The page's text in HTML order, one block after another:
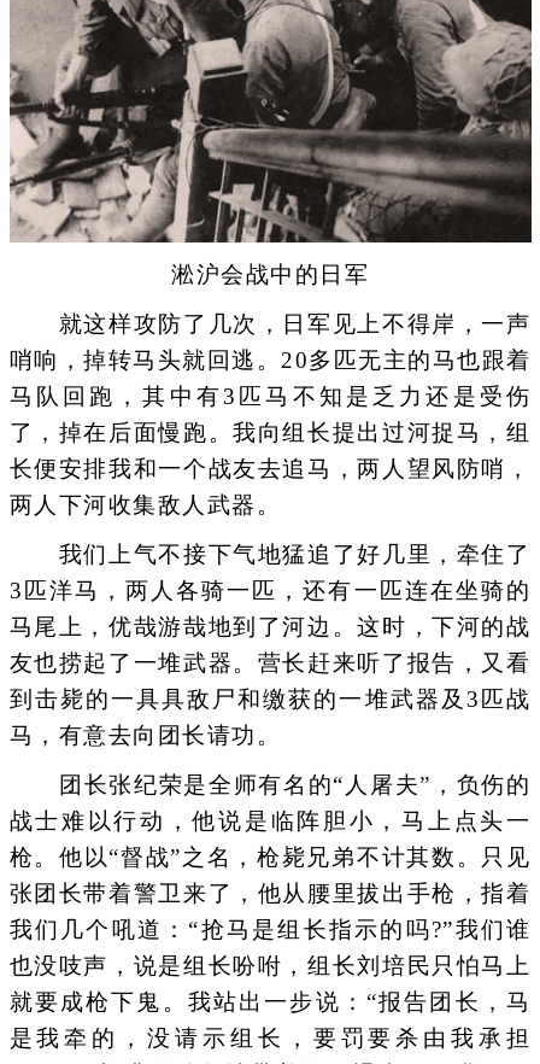
淞沪会战中的日军
就这样攻防了几次，日军见上不得岸，一声
哨响，掉转马头就回逃。20多匹无主的马也跟着
马队回跑，其中有3匹马不知是乏力还是受伤
了，掉在后面慢跑。我向组长提出过河捉马，组
长便安排我和一个战友去追马，两人望风防哨，
两人下河收集敌人武器。
我们上气不接下气地猛追了好几里，牵住了
3匹洋马，两人各骑一匹，还有一匹连在坐骑的
马尾上，优哉游哉地到了河边。这时，下河的战
友也捞起了一堆武器。营长赶来听了报告，又看
到击毙的一具具敌尸和缴获的一堆武器及3匹战
马，有意去向团长请功。
团长张纪荣是全师有名的“人屠夫”，负伤的
战士难以行动，他说是临阵胆小，马上点头一
枪。他以“督战”之名，枪毙兄弟不计其数。只见
张团长带着警卫来了，他从腰里拔出手枪，指着
我们几个吼道：“抢马是组长指示的吗?”我们谁
也没吱声，说是组长吩咐，组长刘培民只怕马上
就要成枪下鬼。我站出一步说：“报告团长，马
是我牵的，没请示组长，要罚要杀由我承担